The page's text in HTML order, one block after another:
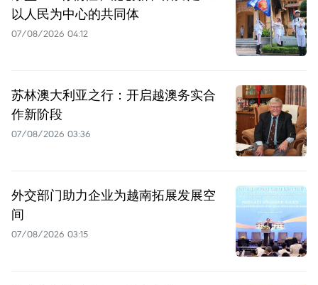
以人民为中心的共同体
07/08/2026 04:12
苏林澳大利亚之行：开启越澳务实合
作新阶段
07/08/2026 03:36
外交部门助力企业为越南拓展发展空
间
07/08/2026 03:15